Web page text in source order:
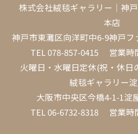
株式会社絨毯ギャラリー｜神
本店
神戸市東灘区向洋町中6-9神戸フ
TEL 078-857-0415 営業時
火曜日・水曜日定休(祝・休日
絨毯ギャラリー
大阪市中央区今橋4-1-1淀
TEL 06-6732-8318 営業時